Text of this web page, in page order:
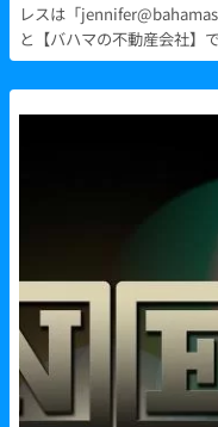
レスは「
と【バハマの不動産会社】